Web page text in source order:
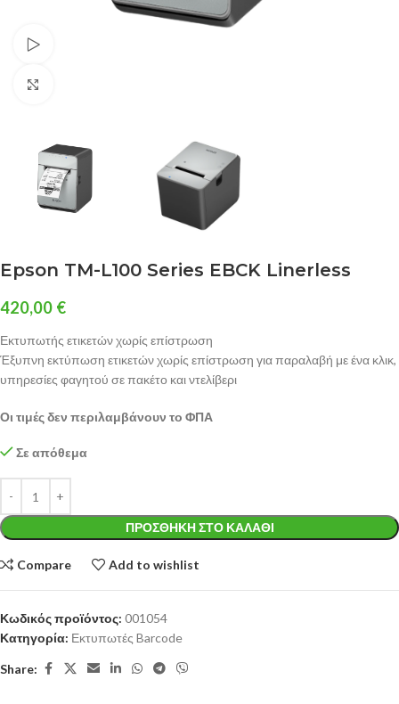
Epson TM-L100 Series EBCK Linerless
420,00 €
Εκτυπωτής ετικετών χωρίς επίστρωση
Έξυπνη εκτύπωση ετικετών χωρίς επίστρωση για παραλαβή με ένα κλικ,
υπηρεσίες φαγητού σε πακέτο και ντελίβερι
Οι τιμές δεν περιλαμβάνουν το ΦΠΑ
Σε απόθεμα
ΠΡΟΣΘΉΚΗ ΣΤΟ ΚΑΛΆΘΙ
Compare Add to wishlist
Κωδικός προϊόντος: 001054
Κατηγορία: Εκτυπωτές Barcode
Share: